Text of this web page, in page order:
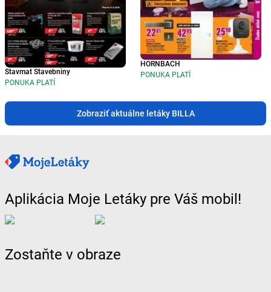
Stavmat Stavebniny
PONUKA PLATÍ
HORNBACH
PONUKA PLATÍ
Zobraziť aktuálne letáky BILLA
Aplikácia Moje Letáky pre Váš mobil!
Zostaňte v obraze